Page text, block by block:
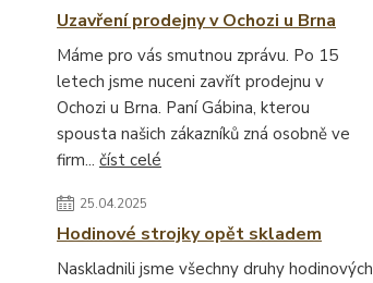
Uzavření prodejny v Ochozi u Brna
Máme pro vás smutnou zprávu. Po 15
letech jsme nuceni zavřít prodejnu v
Ochozi u Brna. Paní Gábina, kterou
spousta našich zákazníků zná osobně ve
firm... číst celé
25.04.2025
Hodinové strojky opět skladem
Naskladnili jsme všechny druhy hodinových